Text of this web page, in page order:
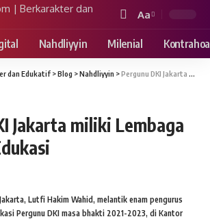
Font
Resizer
Aa
Nahdliyyin Milenial
dan Edukatif >Blog >Nahdliyyin >Pergunu DKI Jakarta miliki Lembaga Riset dan Edukasi
Jakarta miliki Lembaga
Lutfi Hakim Wahid, melantik enam pengurus
Pergunu DKI masa bhakti 2021-2023, di Kantor